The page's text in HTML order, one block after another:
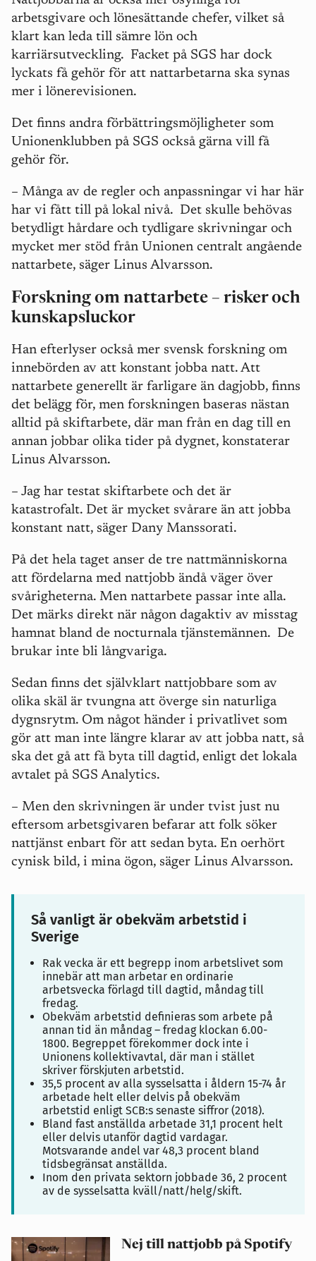
arbetsgivare och lönesättande chefer, vilket så
klart kan leda till sämre lön och
karriärsutveckling. Facket på SGS har dock
lyckats få gehör för att nattarbetarna ska synas
mer i lönerevisionen.
Det finns andra förbättringsmöjligheter som
Unionenklubben på SGS också gärna vill få
gehör för.
– Många av de regler och anpassningar vi har här
har vi fått till på lokal nivå. Det skulle behövas
betydligt hårdare och tydligare skrivningar och
mycket mer stöd från Unionen centralt angående
nattarbete, säger Linus Alvarsson.
Forskning om nattarbete – risker och
kunskapsluckor
Han efterlyser också mer svensk forskning om
innebörden av att konstant jobba natt. Att
nattarbete generellt är farligare än dagjobb, finns
det belägg för, men forskningen baseras nästan
alltid på skiftarbete, där man från en dag till en
annan jobbar olika tider på dygnet, konstaterar
Linus Alvarsson.
– Jag har testat skiftarbete och det är
katastrofalt. Det är mycket svårare än att jobba
konstant natt, säger Dany Manssorati.
På det hela taget anser de tre nattmänniskorna
att fördelarna med nattjobb ändå väger över
svårigheterna. Men nattarbete passar inte alla.
Det märks direkt när någon dagaktiv av misstag
hamnat bland de nocturnala tjänstemännen. De
brukar inte bli långvariga.
Sedan finns det självklart nattjobbare som av
olika skäl är tvungna att överge sin naturliga
dygnsrytm. Om något händer i privatlivet som
gör att man inte längre klarar av att jobba natt, så
ska det gå att få byta till dagtid, enligt det lokala
avtalet på SGS Analytics.
– Men den skrivningen är under tvist just nu
eftersom arbetsgivaren befarar att folk söker
nattjänst enbart för att sedan byta. En oerhört
cynisk bild, i mina ögon, säger Linus Alvarsson.
Så vanligt är obekväm arbetstid i
Sverige
Rak vecka är ett begrepp inom arbetslivet som
innebär att man arbetar en ordinarie
arbetsvecka förlagd till dagtid, måndag till
fredag.
Obekväm arbetstid definieras som arbete på
annan tid än måndag – fredag klockan 6.00-
1800. Begreppet förekommer dock inte i
Unionens kollektivavtal, där man i stället
skriver förskjuten arbetstid.
35,5 procent av alla sysselsatta i åldern 15-74 år
arbetade helt eller delvis på obekväm
arbetstid enligt SCB:s senaste siffror (2018).
Bland fast anställda arbetade 31,1 procent helt
eller delvis utanför dagtid vardagar.
Motsvarande andel var 48,3 procent bland
tidsbegränsat anställda.
Inom den privata sektorn jobbade 36, 2 procent
av de sysselsatta kväll/natt/helg/skift.
Nej till nattjobb på Spotify